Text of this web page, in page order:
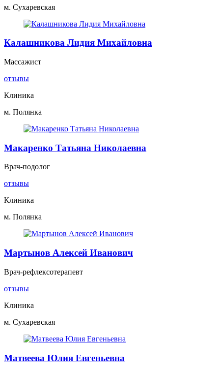
м. Сухаревская
Калашникова Лидия Михайловна
Массажист
отзывы
Клиника
м. Полянка
Макаренко Татьяна Николаевна
Врач-подолог
отзывы
Клиника
м. Полянка
Мартынов Алексей Иванович
Врач-рефлексотерапевт
отзывы
Клиника
м. Сухаревская
Матвеева Юлия Евгеньевна